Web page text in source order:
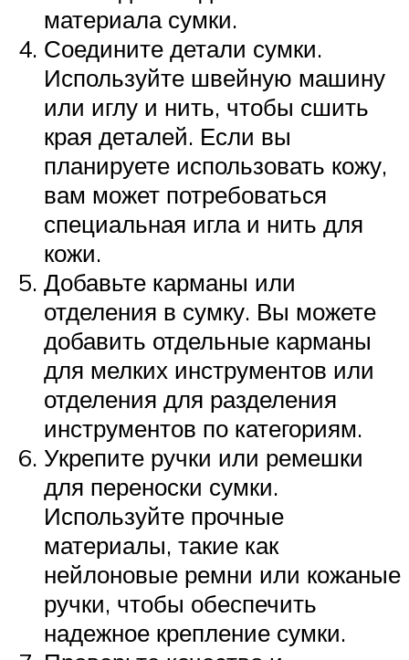
материала сумки.
Соедините детали сумки.
Используйте швейную машину
или иглу и нить, чтобы сшить
края деталей. Если вы
планируете использовать кожу,
вам может потребоваться
специальная игла и нить для
кожи.
Добавьте карманы или
отделения в сумку. Вы можете
добавить отдельные карманы
для мелких инструментов или
отделения для разделения
инструментов по категориям.
Укрепите ручки или ремешки
для переноски сумки.
Используйте прочные
материалы, такие как
нейлоновые ремни или кожаные
ручки, чтобы обеспечить
надежное крепление сумки.